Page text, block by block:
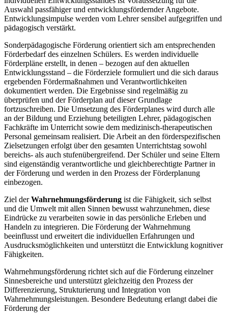
Auswahl passfähiger und entwicklungsfördernder Angebote.
Entwicklungsimpulse werden vom Lehrer sensibel aufgegriffen und
pädagogisch verstärkt.
Sonderpädagogische Förderung orientiert sich am entsprechenden
Förderbedarf des einzelnen Schülers. Es werden individuelle
Förderpläne erstellt, in denen – bezogen auf den aktuellen
Entwicklungsstand – die Förderziele formuliert und die sich daraus
ergebenden Fördermaßnahmen und Verantwortlichkeiten
dokumentiert werden. Die Ergebnisse sind regelmäßig zu
überprüfen und der Förderplan auf dieser Grundlage
fortzuschreiben. Die Umsetzung des Förderplanes wird durch alle
an der Bildung und Erziehung beteiligten Lehrer, pädagogischen
Fachkräfte im Unterricht sowie dem medizinisch-therapeutischen
Personal gemeinsam realisiert. Die Arbeit an den förderspezifischen
Zielsetzungen erfolgt über den gesamten Unterrichtstag sowohl
bereichs- als auch stufenübergreifend. Der Schüler und seine Eltern
sind eigenständig verantwortliche und gleichberechtigte Partner in
der Förderung und werden in den Prozess der Förderplanung
einbezogen.
Ziel derWahrnehmungsförderung ist die Fähigkeit, sich selbst
und die Umwelt mit allen Sinnen bewusst wahrzunehmen, diese
Eindrücke zu verarbeiten sowie in das persönliche Erleben und
Handeln zu integrieren. Die Förderung der Wahrnehmung
beeinflusst und erweitert die individuellen Erfahrungen und
Ausdrucksmöglichkeiten und unterstützt die Entwicklung kognitiver
Fähigkeiten.
Wahrnehmungsförderung richtet sich auf die Förderung einzelner
Sinnesbereiche und unterstützt gleichzeitig den Prozess der
Differenzierung, Strukturierung und Integration von
Wahrnehmungsleistungen. Besondere Bedeutung erlangt dabei die
Förderung der